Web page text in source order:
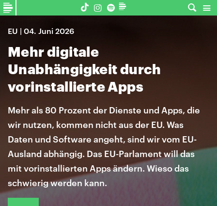
EU | 04. Juni 2026
Mehr digitale
Unabhängigkeit durch
vorinstallierte Apps
Mehr als 80 Prozent der Dienste und Apps, die
wir nutzen, kommen nicht aus der EU. Was
Daten und Software angeht, sind wir vom EU-
Ausland abhängig. Das EU-Parlament will das
mit vorinstallierten Apps ändern. Wieso das
schwierig werden kann.